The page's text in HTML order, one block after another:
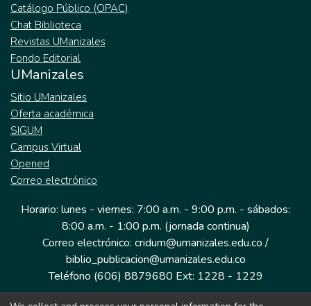
Catálogo Público (OPAC)
Chat Biblioteca
Revistas UManizales
Fondo Editorial
UManizales
Sitio UManizales
Oferta académica
SIGUM
Campus Virtual
Opened
Correo electrónico
Horario: lunes - viernes: 7:00 a.m. - 9:00 p.m. - sábados:
8:00 a.m. - 1:00 p.m. (jornada continua)
Correo electrónico: cridum@umanizales.edu.co /
biblio_publicacion@umanizales.edu.co
Teléfono (606) 8879680 Ext: 1228 - 1229